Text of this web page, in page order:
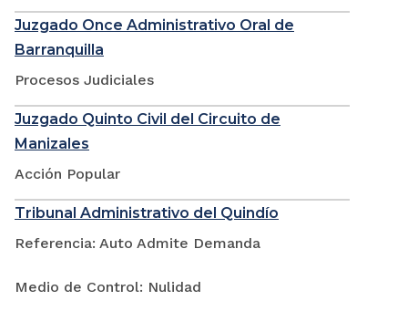
Juzgado Once Administrativo Oral de
Barranquilla
Procesos Judiciales
Juzgado Quinto Civil del Circuito de
Manizales
Acción Popular
Tribunal Administrativo del Quindío
Referencia: Auto Admite Demanda
Medio de Control: Nulidad